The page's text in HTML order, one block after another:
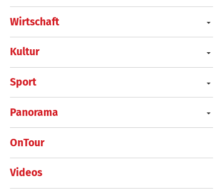
Wirtschaft
Kultur
Sport
Panorama
OnTour
Videos